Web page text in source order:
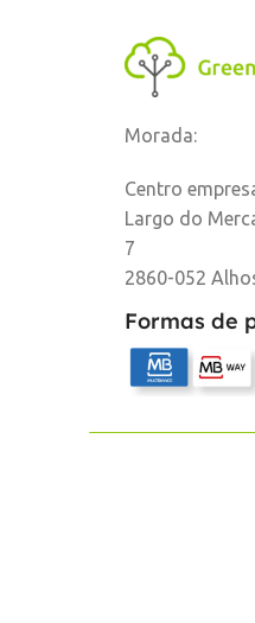
Morada:
Centro
Largo do
7
2860-052
Formas de